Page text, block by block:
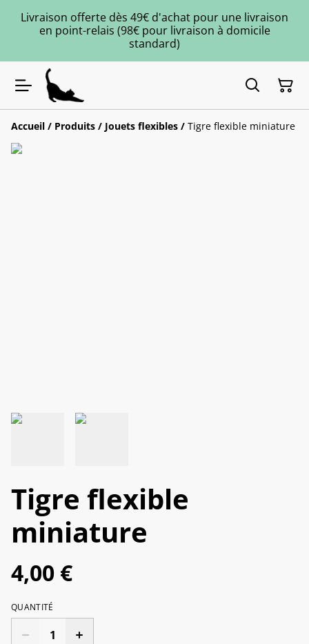
Livraison offerte dès 49€ d'achat pour une livraison
en point-relais (98€ pour livraison à domicile
standard)
Accueil / Produits / Jouets flexibles / Tigre flexible miniature
Tigre flexible
miniature
4,00 €
QUANTITÉ